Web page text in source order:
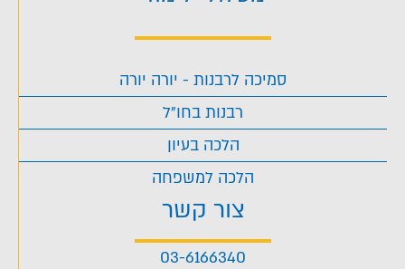
סמיכה לרבנות - יורה יורה
רבנות בחו"ל
הלכה בעיון
הלכה למשפחה
צור קשר
03-6166340